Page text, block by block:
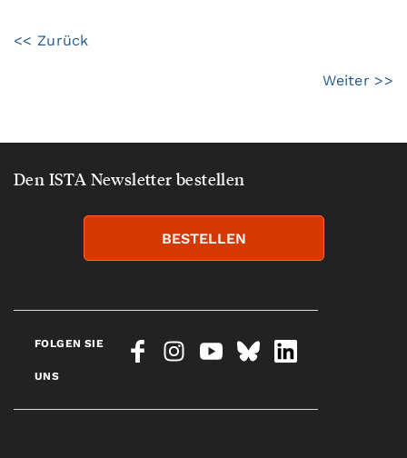
<< Zurück
Weiter >>
Den ISTA Newsletter bestellen
BESTELLEN
FOLGEN SIE
UNS